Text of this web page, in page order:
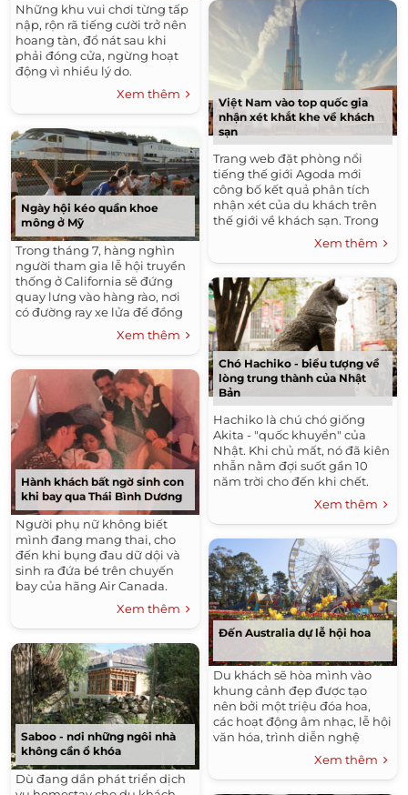
Những khu vui chơi từng tấp
nập, rộn rã tiếng cười trở nên
hoang tàn, đổ nát sau khi
phải đóng cửa, ngừng hoạt
động vì nhiều lý do.
Xem thêm
Ngày hội kéo quần khoe
mông ở Mỹ
Trong tháng 7, hàng nghìn
người tham gia lễ hội truyền
thống ở California sẽ đứng
quay lưng vào hàng rào, nơi
có đường ray xe lửa để đồng
loạt tụt quần, khoe vòng ba
khi có tàu chạy qua.
Xem thêm
Hành khách bất ngờ sinh con
khi bay qua Thái Bình Dương
Người phụ nữ không biết
mình đang mang thai, cho
đến khi bụng đau dữ dội và
sinh ra đứa bé trên chuyến
bay của hãng Air Canada.
Xem thêm
Saboo - nơi những ngôi nhà
không cần ổ khóa
Dù đang dần phát triển dịch
Việt Nam vào top quốc gia
nhận xét khắt khe về khách
sạn
Trang web đặt phòng nổi
tiếng thế giới Agoda mới
công bố kết quả phân tích
nhận xét của du khách trên
thế giới về khách sạn. Trong
đó, du khách Việt Nam thuộc
top khó tính nhất.
Xem thêm
Chó Hachiko - biểu tượng về
lòng trung thành của Nhật
Bản
Hachiko là chú chó giống
Akita - "quốc khuyển" của
Nhật. Khi chủ mất, nó đã kiên
nhẫn nằm đợi suốt gần 10
năm trời cho đến khi chết.
Xem thêm
Đến Australia dự lễ hội hoa
Du khách sẽ hòa mình vào
khung cảnh đẹp được tạo
nên bởi một triệu đóa hoa,
các hoạt động âm nhạc, lễ hội
văn hóa, trình diễn nghệ
thuật và nhiều hoạt động giải
Xem thêm